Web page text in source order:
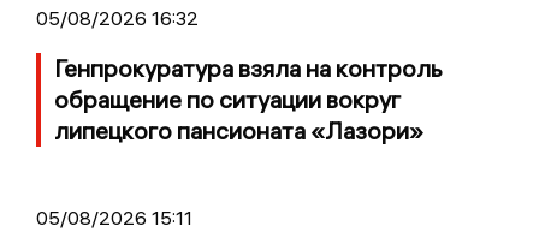
05/08/2026 16:32
Генпрокуратура взяла на контроль
обращение по ситуации вокруг
липецкого пансионата «Лазори»
05/08/2026 15:11